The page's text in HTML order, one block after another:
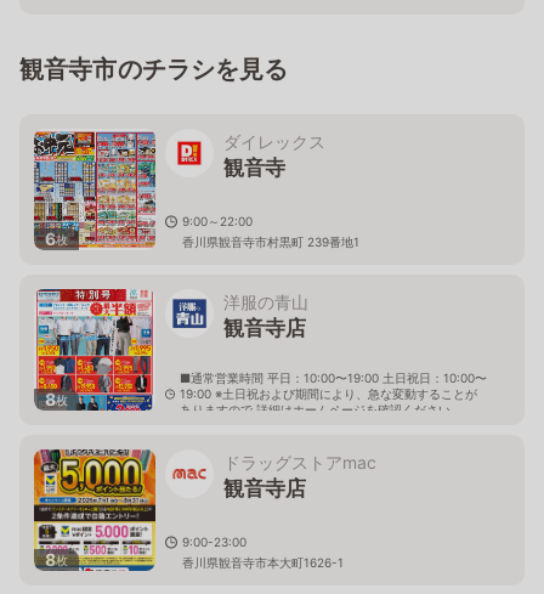
観音寺市のチラシを見る
6枚
ダイレックス
観音寺
9:00～22:00
香川県観音寺市村黒町 239番地1
8枚
洋服の青山
観音寺店
■通常営業時間 平日：10:00〜19:00 土日祝日：10:00〜
19:00 ※土日祝および期間により、急な変動することが
ありますので 詳細はホームページを確認ください
8枚
ドラッグストアmac
観音寺店
9:00-23:00
香川県観音寺市本大町1626-1